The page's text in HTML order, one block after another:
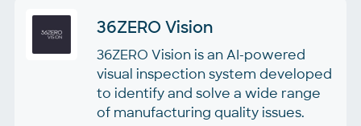
36ZERO Vision
36ZERO Vision is an AI-powered
visual inspection system developed
to identify and solve a wide range
of manufacturing quality issues.